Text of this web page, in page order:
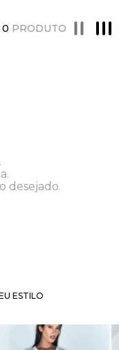
0 PRODUTO
desejado.
ESTILO